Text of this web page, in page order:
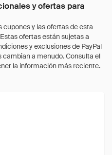
y ofertas para